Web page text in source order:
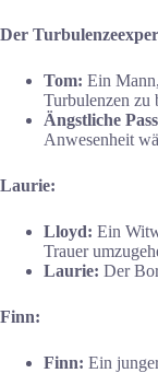
Der
Tom: Ein
Turbulenzen zu
Ängstliche
Anwesenheit
Laurie:
Lloyd: Ein
Trauer
Laurie: Der
Finn:
Finn: Ein